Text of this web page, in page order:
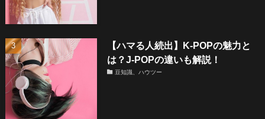
【ハマる人続出】K-POPの魅力と
は？J-POPの違いも解説！
豆知識、ハウツー